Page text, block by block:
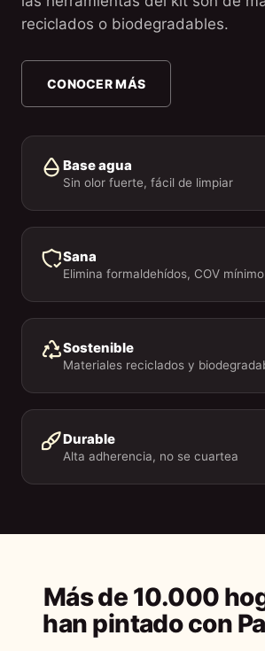
reciclados o biodegradables.
CONOCER MÁS
Base agua
Sin olor fuerte, fácil de limpiar
Sana
Elimina formaldehídos, COV mínimo
Sostenible
Materiales reciclados y
Durable
Alta adherencia, no se cuartea
Más de 10.000
han pintado con